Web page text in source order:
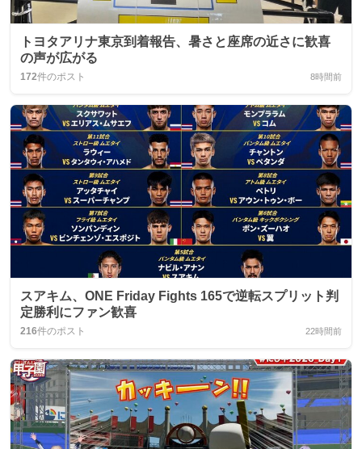
トヨタアリナ東京到着報告、暑さと座席の近さに歓喜
の声が広がる
172件のポスト 8時間前
スアキム、ONE Friday Fights 165で逆転スプリット判
定勝利にファン歓喜
216件のポスト 22時間前